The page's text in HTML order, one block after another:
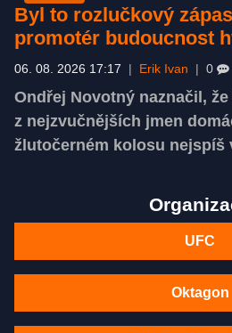
Byl to rozlučkový
promotér budoucnost
06. 08. 2026 17:17 Erik Ivan 0
Ondřej Novotný naznačil,
z nejzvučnějších jmen
žlutočerném kolosu nejspíš
UFC
Oktagon